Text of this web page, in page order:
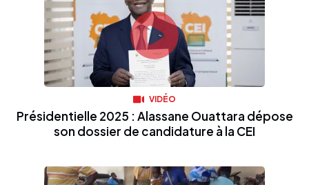
VIDÉO
Présidentielle 2025 : Alassane Ouattara dépose
son dossier de candidature à la CEI